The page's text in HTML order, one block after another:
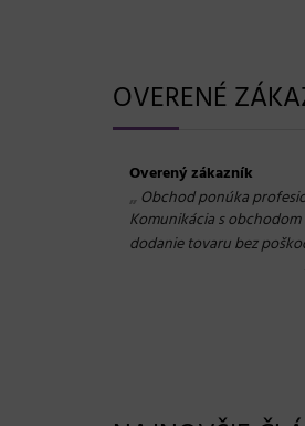
OVERENÉ
Overený zákazník
„ Obchod ponúka
Komunikácia s
dodanie tovaru bez